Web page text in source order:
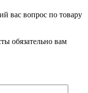
вас вопрос по товару
обязательно вам